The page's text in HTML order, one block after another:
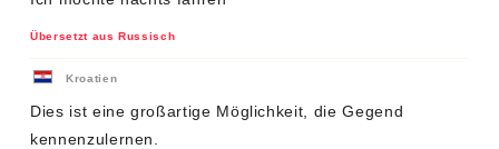
Übersetzt aus Russisch
Kroatien
Dies ist eine großartige Möglichkeit, die Gegend
kennenzulernen.